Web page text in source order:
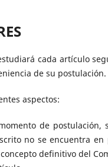
cada artículo
de su postulación.
aspectos:
de
no se encuentra
definitivo del